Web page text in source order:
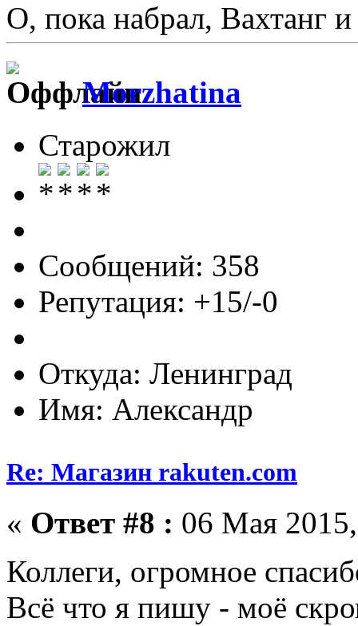
О, пока набрал, Вахтанг
Morzhatina
Старожил
Сообщений: 358
Репутация: +15/-0
Откуда: Ленинград
Имя: Александр
Re: Магазин rakuten.com
« Ответ #8 : 06 Мая
Коллеги, огромное
Всё что я пишу - моё